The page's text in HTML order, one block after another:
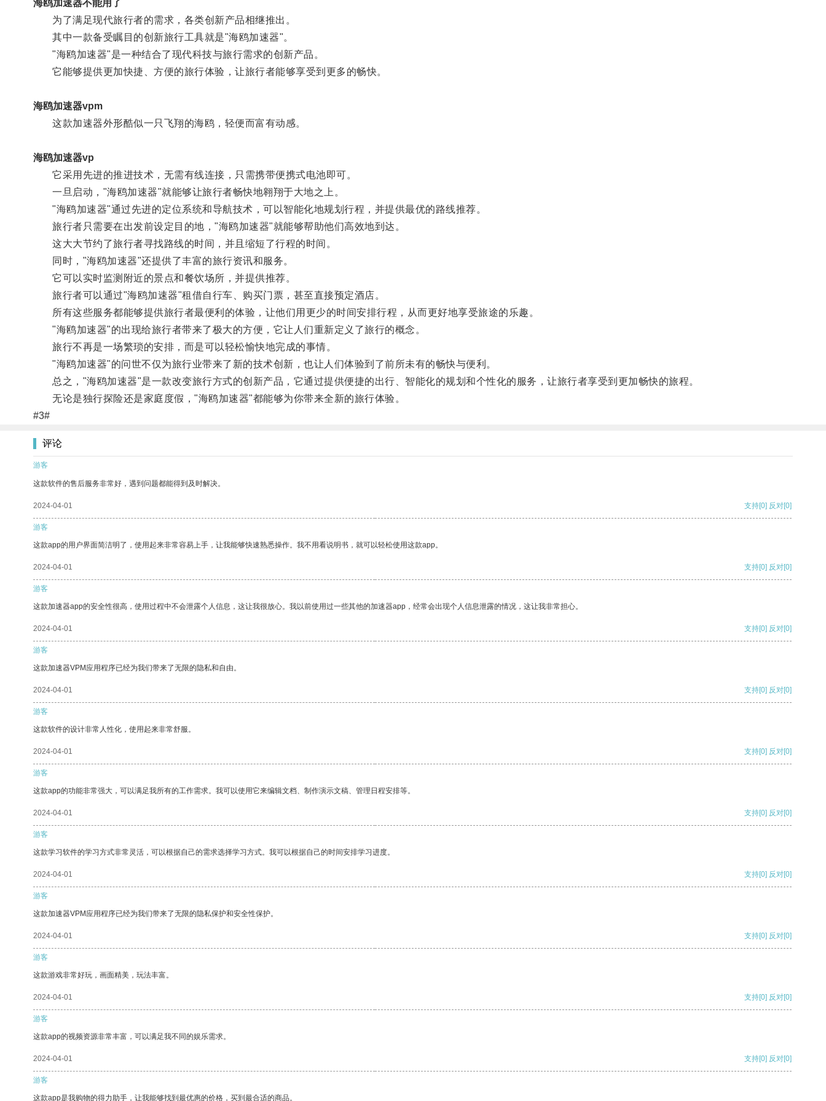
海鸥加速器不能用了
为了满足现代旅行者的需求，各类创新产品相继推出。
其中一款备受瞩目的创新旅行工具就是"海鸥加速器"。
"海鸥加速器"是一种结合了现代科技与旅行需求的创新产品。
它能够提供更加快捷、方便的旅行体验，让旅行者能够享受到更多的畅快。
海鸥加速器vpm
这款加速器外形酷似一只飞翔的海鸥，轻便而富有动感。
海鸥加速器vp
它采用先进的推进技术，无需有线连接，只需携带便携式电池即可。
一旦启动，"海鸥加速器"就能够让旅行者畅快地翱翔于大地之上。
"海鸥加速器"通过先进的定位系统和导航技术，可以智能化地规划行程，并提供最优的路线推荐。
旅行者只需要在出发前设定目的地，"海鸥加速器"就能够帮助他们高效地到达。
这大大节约了旅行者寻找路线的时间，并且缩短了行程的时间。
同时，"海鸥加速器"还提供了丰富的旅行资讯和服务。
它可以实时监测附近的景点和餐饮场所，并提供推荐。
旅行者可以通过"海鸥加速器"租借自行车、购买门票，甚至直接预定酒店。
所有这些服务都能够提供旅行者最便利的体验，让他们用更少的时间安排行程，从而更好地享受旅途的乐趣。
"海鸥加速器"的出现给旅行者带来了极大的方便，它让人们重新定义了旅行的概念。
旅行不再是一场繁琐的安排，而是可以轻松愉快地完成的事情。
"海鸥加速器"的问世不仅为旅行业带来了新的技术创新，也让人们体验到了前所未有的畅快与便利。
总之，"海鸥加速器"是一款改变旅行方式的创新产品，它通过提供便捷的出行、智能化的规划和个性化的服务，让旅行者享受到更加畅快的旅程。
无论是独行探险还是家庭度假，"海鸥加速器"都能够为你带来全新的旅行体验。
#3#
评论
游客
这款软件的售后服务非常好，遇到问题都能得到及时解决。
2024-04-01 支持[0] 反对[0]
游客
这款app的用户界面简洁明了，使用起来非常容易上手，让我能够快速熟悉操作。我不用看说明书，就可以轻松使用这款app。
2024-04-01 支持[0] 反对[0]
游客
这款加速器app的安全性很高，使用过程中不会泄露个人信息，这让我很放心。我以前使用过一些其他的加速器app，经常会出现个人信息泄露的情况，这让我非常担心。
2024-04-01 支持[0] 反对[0]
游客
这款加速器VPM应用程序已经为我们带来了无限的隐私和自由。
2024-04-01 支持[0] 反对[0]
游客
这款软件的设计非常人性化，使用起来非常舒服。
2024-04-01 支持[0] 反对[0]
游客
这款app的功能非常强大，可以满足我所有的工作需求。我可以使用它来编辑文档、制作演示文稿、管理日程安排等。
2024-04-01 支持[0] 反对[0]
游客
这款学习软件的学习方式非常灵活，可以根据自己的需求选择学习方式。我可以根据自己的时间安排学习进度。
2024-04-01 支持[0] 反对[0]
游客
这款加速器VPM应用程序已经为我们带来了无限的隐私保护和安全性保护。
2024-04-01 支持[0] 反对[0]
游客
这款游戏非常好玩，画面精美，玩法丰富。
2024-04-01 支持[0] 反对[0]
游客
这款app的视频资源非常丰富，可以满足我不同的娱乐需求。
2024-04-01 支持[0] 反对[0]
游客
这款app是我购物的得力助手，让我能够找到最优惠的价格，买到最合适的商品。